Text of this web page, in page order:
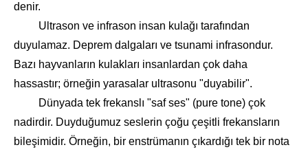
denir.
Ultrason ve infrason insan kulağı tarafından
duyulamaz. Deprem dalgaları ve tsunami infrasondur.
Bazı hayvanların kulakları insanlardan çok daha
hassastır; örneğin yarasalar ultrasonu "duyabilir".
Dünyada tek frekanslı "saf ses" (pure tone) çok
nadirdir. Duyduğumuz seslerin çoğu çeşitli frekansların
bileşimidir. Örneğin, bir enstrümanın çıkardığı tek bir nota